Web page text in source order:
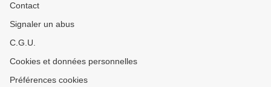
Contact
Signaler un abus
C.G.U.
Cookies et données personnelles
Préférences cookies